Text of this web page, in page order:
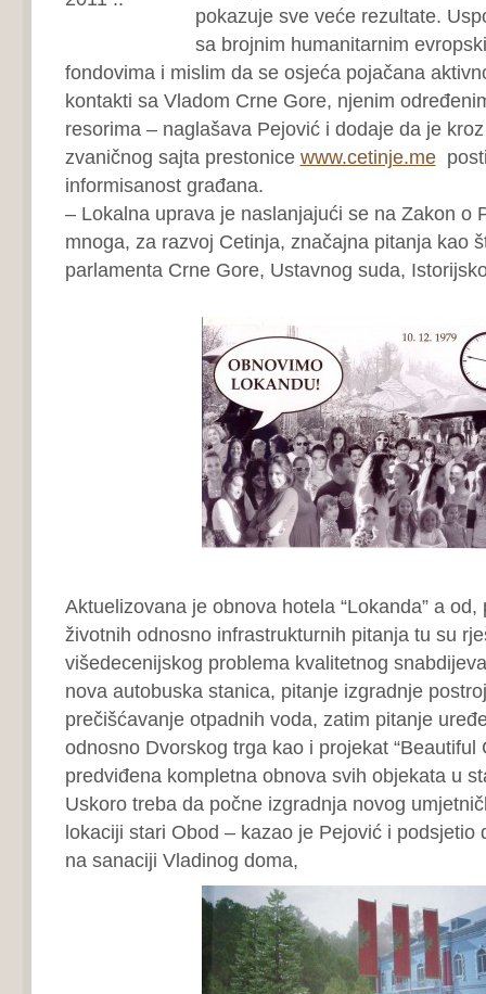
pokazuje sve veće rezultate.
sa brojnim humanitarnim
fondovima i mislim da se osjeća pojačana
kontakti sa Vladom Crne Gore, njenim
resorima – naglašava Pejović i dodaje da je
zvaničnog sajta prestonice www.cetinje.me
informisanost građana.
– Lokalna uprava je naslanjajući se na Zakon o
mnoga, za razvoj Cetinja, značajna pitanja kao
parlamenta Crne Gore, Ustavnog suda,
Aktuelizovana je obnova hotela “Lokanda” a
životnih odnosno infrastrukturnih pitanja tu su
višedecenijskog problema kvalitetnog
nova autobuska stanica, pitanje izgradnje
prečišćavanje otpadnih voda, zatim pitanje
odnosno Dvorskog trga kao i projekat “Beautiful
predviđena kompletna obnova svih objekata u
Uskoro treba da počne izgradnja novog
lokaciji stari Obod – kazao je Pejović i podsjetio
na sanaciji Vladinog doma,